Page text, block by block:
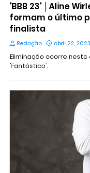
'BBB 23' │Aline
formam o último
finalista
Redação abril 22, 2023
Eliminação ocorre
'Fantástico'.